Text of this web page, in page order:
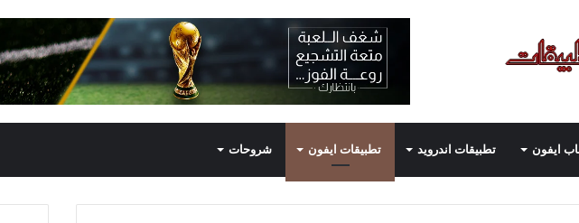
ايفون تطبيقات اندرويد تطبيقات ايفون شروحات